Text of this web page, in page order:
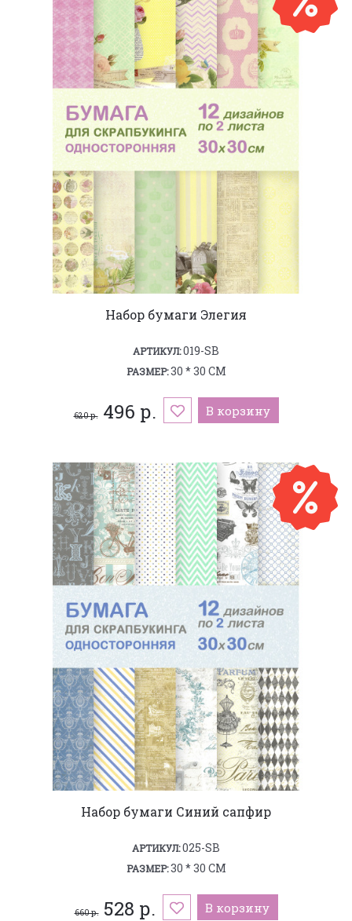
Набор бумаги Элегия
АРТИКУЛ:019-SB
РАЗМЕР:30 * 30 СМ
620 р.496 р. В корзину
Набор бумаги Синий сапфир
АРТИКУЛ:025-SB
РАЗМЕР:30 * 30 СМ
660 р.528 р. В корзину